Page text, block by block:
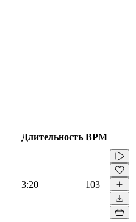
Длительность BPM
3:20 103